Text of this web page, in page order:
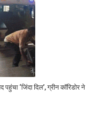
‘जिंदा दिल’, ग्रीन कॉरिडोर ने